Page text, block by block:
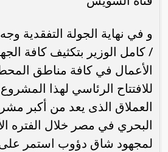
و في نهاية الجولة التفقدية
/ كامل الوزير بتكثيف كافة
الأعمال في كافة مناطق
للافتتاح الرئاسي لهذا
العملاق الذى يعد من أكبر
البحري في مصر خلال الفتره
لمجهود شاق دؤوب استمر على